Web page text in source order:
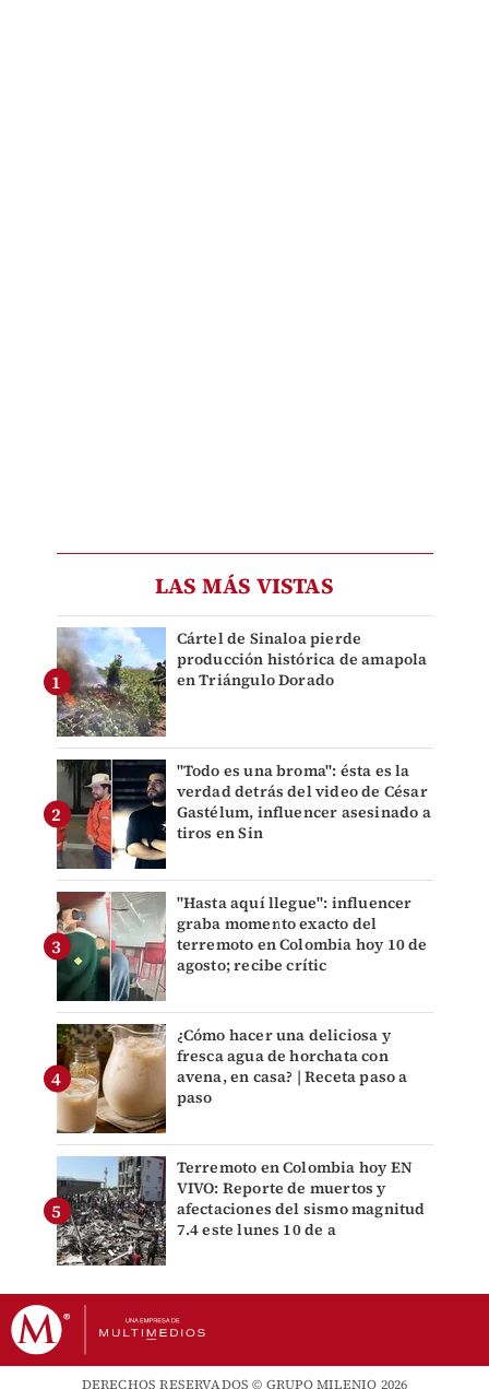
LAS MÁS VISTAS
Cártel de Sinaloa pierde
producción histórica de amapola
en Triángulo Dorado
"Todo es una broma": ésta es la
verdad detrás del video de César
Gastélum, influencer asesinado a
tiros en Sin
"Hasta aquí llegue": influencer
graba momento exacto del
terremoto en Colombia hoy 10 de
agosto; recibe crític
¿Cómo hacer una deliciosa y
fresca agua de horchata con
avena, en casa? | Receta paso a
paso
Terremoto en Colombia hoy EN
VIVO: Reporte de muertos y
afectaciones del sismo magnitud
7.4 este lunes 10 de a
DERECHOS RESERVADOS © GRUPO MILENIO 2026